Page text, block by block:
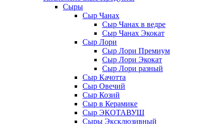
Сыры
Сыр Чанах
Сыр Чанах в ведре
Сыр Чанах Экокат
Сыр Лори
Сыр Лори Премиум
Сыр Лори Экокат
Сыр Лори разный
Сыр Качотта
Сыр Овечий
Сыр Козий
Сыр в Керамике
Сыр ЭКОТАВУШ
Сыры Эксклюзивный